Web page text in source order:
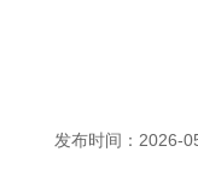
发布时间：2026-